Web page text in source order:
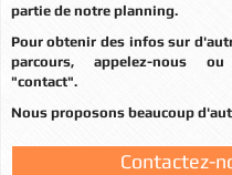
partie de notre planning.
Pour obtenir des infos sur d'autres dates et d'autres
parcours, appelez-nous
"contact".
Nous proposons beaucoup
Contactez-